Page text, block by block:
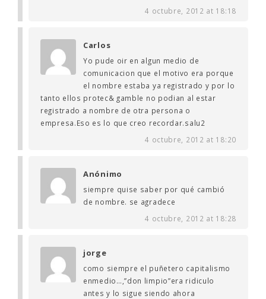
4 octubre, 2012 at 18:18
Carlos
Yo pude oir en algun medio de
comunicacion que el motivo era porque
el nombre estaba ya registrado y por lo
tanto ellos protec& gamble no podian al estar
registrado a nombre de otra persona o
empresa.Eso es lo que creo recordar.salu2
4 octubre, 2012 at 18:20
Anónimo
siempre quise saber por qué cambió
de nombre. se agradece
4 octubre, 2012 at 18:28
jorge
como siempre el puñetero capitalismo
enmedio…,”don limpio”era ridiculo
antes y lo sigue siendo ahora